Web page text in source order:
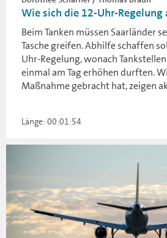
Wie sich die 12-Uhr-Regelung
Beim Tanken müssen Saarländer
Tasche greifen. Abhilfe schaffen
Uhr-Regelung, wonach
einmal am Tag erhöhen durften.
Maßnahme gebracht hat, zeigen
Länge: 00:01:54